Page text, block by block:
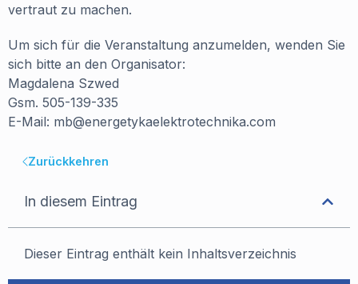
vertraut zu machen.
Um sich für die Veranstaltung anzumelden, wenden Sie
sich bitte an den Organisator:
Magdalena Szwed
Gsm. 505-139-335
E-Mail: mb@energetykaelektrotechnika.com
Zurückkehren
In diesem Eintrag
Dieser Eintrag enthält kein Inhaltsverzeichnis